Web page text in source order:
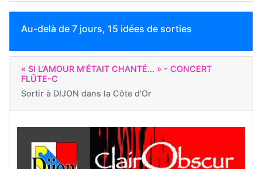
Au-delà de 7 jours, 15 idées de sorties
« SI L’AMOUR M’ÉTAIT CHANTÉ... » - CONCERT
FLÛTE-C
Sortir à DIJON dans la Côte d'Or